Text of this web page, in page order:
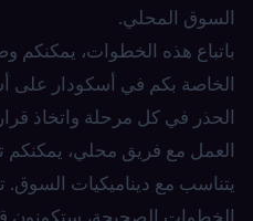
السوق المحلي.
باتباع هذه الخطوات، يمكنكم
الخاصة بكم في أسكودار على
الحذر في كل مرحلة واتخاذ
العمل مع فريق محلي، يمكنكم
يتناسب مع ديناميكيات السوق.
الخطوات الصحيحة، ستكونون